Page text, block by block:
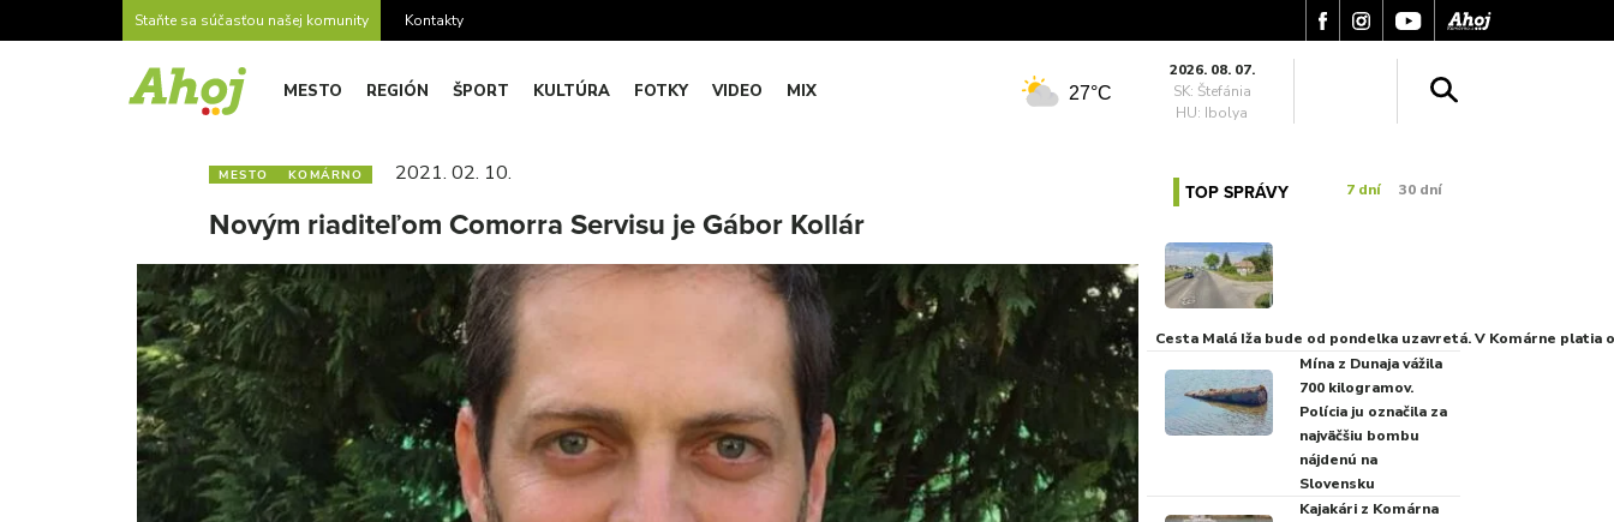
Staňte sa súčasťou našej komunity Kontakty
MESTO REGIÓN ŠPORT KULTÚRA FOTKY VIDEO MIX 27°C
2026. 08. 07.
SK: Štefánia
HU: Ibolya
MESTO KOMÁRNO 2021. 02. 10.
Novým riaditeľom Comorra Servisu je Gábor Kollár
TOP SPRÁVY 7 dní 30 dní
Cesta Malá Iža bude od pondelka uzavretá. V Komárne platia
Mína z Dunaja vážila
700 kilogramov.
Polícia ju označila za
najväčšiu bombu
nájdenú na
Slovensku
Kajakári z Komárna